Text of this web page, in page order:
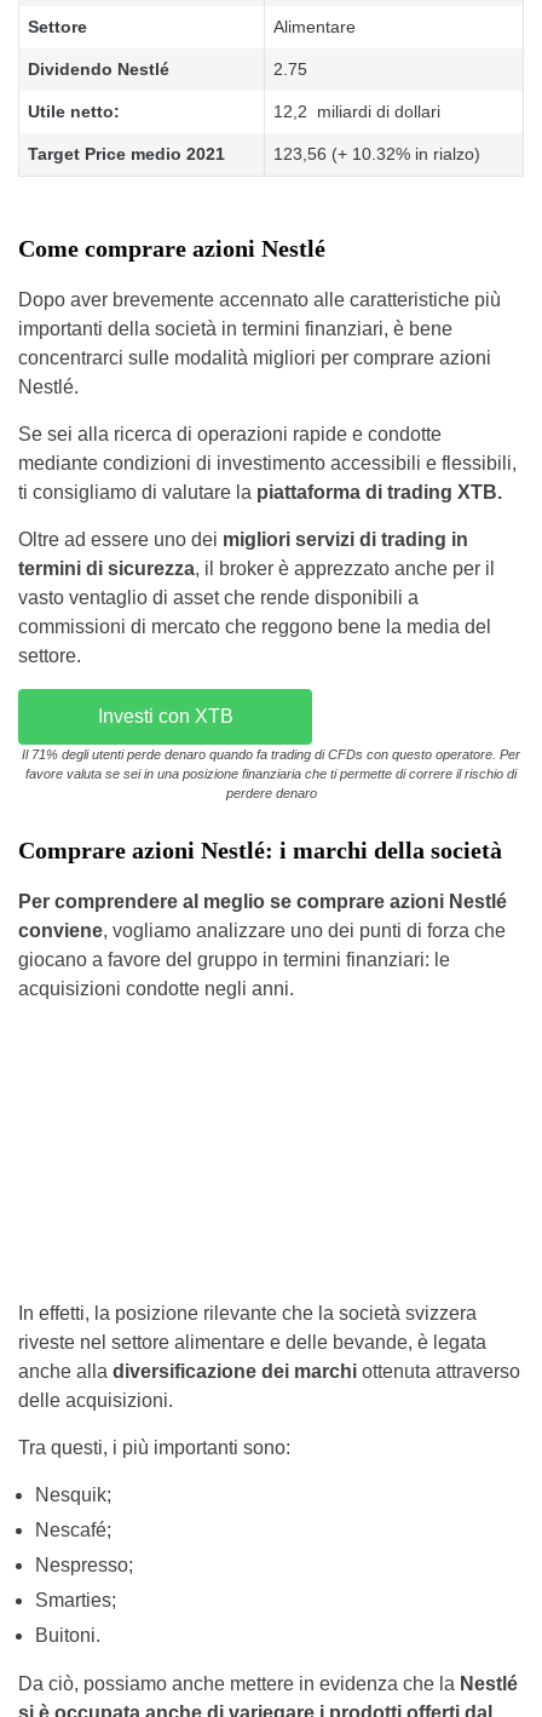
Settore Alimentare
Dividendo Nestlé 2.75
Utile netto: 12,2 miliardi di dollari
Target Price medio 2021 123,56 (+ 10.32% in rialzo)
Come comprare azioni Nestlé
Dopo aver brevemente accennato alle caratteristiche più
importanti della società in termini finanziari, è bene
concentrarci sulle modalità migliori per comprare azioni
Nestlé.
Se sei alla ricerca di operazioni rapide e condotte
mediante condizioni di investimento accessibili e flessibili,
ti consigliamo di valutare la piattaforma di trading XTB.
Oltre ad essere uno dei migliori servizi di trading in
termini di sicurezza, il broker è apprezzato anche per il
vasto ventaglio di asset che rende disponibili a
commissioni di mercato che reggono bene la media del
settore.
Investi con XTB
Il 71% degli utenti perde denaro quando fa trading di CFDs con questo operatore. Per
favore valuta se sei in una posizione finanziaria che ti permette di correre il rischio di
perdere denaro
Comprare azioni Nestlé: i marchi della società
Per comprendere al meglio se comprare azioni Nestlé
conviene, vogliamo analizzare uno dei punti di forza che
giocano a favore del gruppo in termini finanziari: le
acquisizioni condotte negli anni.
In effetti, la posizione rilevante che la società svizzera
riveste nel settore alimentare e delle bevande, è legata
anche alla diversificazione dei marchi ottenuta attraverso
delle acquisizioni.
Tra questi, i più importanti sono:
Nesquik;
Nescafé;
Nespresso;
Smarties;
Buitoni.
Da ciò, possiamo anche mettere in evidenza che la Nestlé
si è occupata anche di variegare i prodotti offerti dal